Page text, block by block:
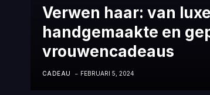
Verwen haar: van
handgemaakte en
vrouwencadeaus
CADEAU FEBRUARI 5, 2024